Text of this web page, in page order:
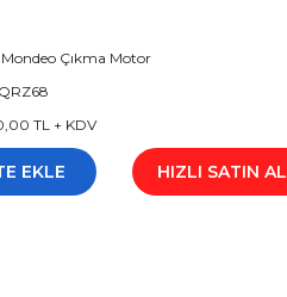
Çıkma Motor
TL + KDV
EKLE HIZLI SATIN AL